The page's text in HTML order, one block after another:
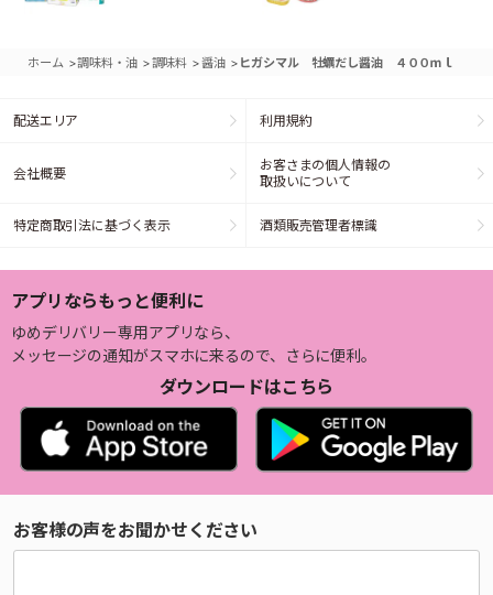
ホーム >調味料・油 >調味料 >醤油 > ヒガシマル 牡蠣だし醤油 ４００ｍｌ
配送エリア 利用規約
会社概要
お客さまの個人情報の
取扱いについて
特定商取引法に基づく表示 酒類販売管理者標識
アプリならもっと便利に
ゆめデリバリー専用アプリなら、
メッセージの通知がスマホに来るので、さらに便利。
ダウンロードはこちら
お客様の声をお聞かせください